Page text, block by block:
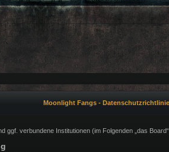
Moonlight Fangs - Datenschutzrichtlinie
ggf. verbundene Institutionen (im Folgenden „das